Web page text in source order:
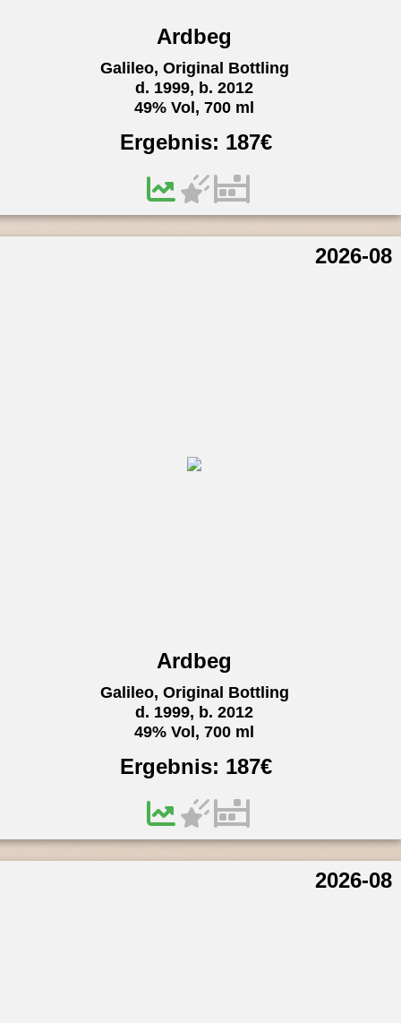
Ardbeg
Galileo, Original Bottling
d. 1999, b. 2012
49% Vol, 700 ml
Ergebnis: 187€
2026-08
Ardbeg
Galileo, Original Bottling
d. 1999, b. 2012
49% Vol, 700 ml
Ergebnis: 187€
2026-08